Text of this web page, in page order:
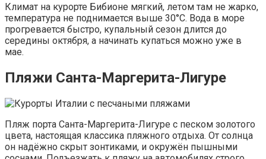
Климат на курорте Бибионе мягкий, летом там не жарко,
температура не поднимается выше 30°С. Вода в море
прогревается быстро, купальный сезон длится до
середины октября, а начинать купаться можно уже в
мае.
Пляжи Санта-Маргерита-Лигуре
Пляж порта Санта-Маргерита-Лигуре с песком золотого
цвета, настоящая классика пляжного отдыха. От солнца
он надёжно скрыт зонтиками, и окружён пышными